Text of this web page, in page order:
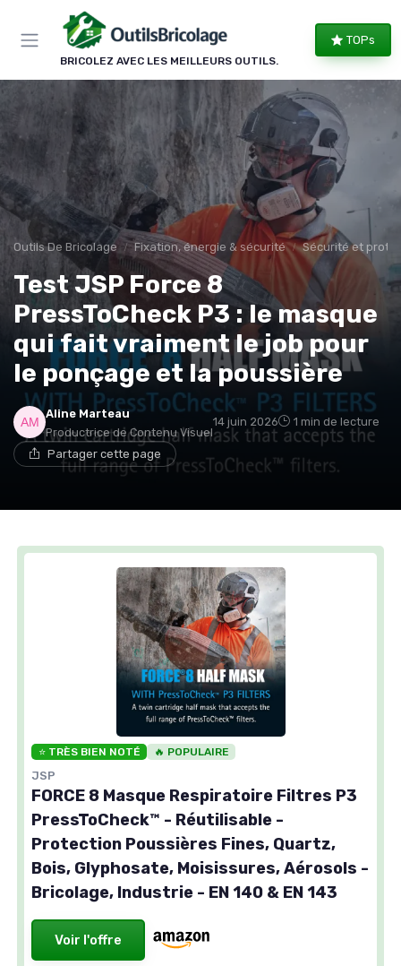
BRICOLEZ AVEC LES MEILLEURS OUTILS.
TOPs
Outils De Bricolage Fixation, énergie & sécurité Sécurité et
Test JSP Force 8
PressToCheck P3 : le masque
qui fait vraiment le job pour
le ponçage et la poussière
Aline Marteau
Productrice de Contenu Visuel
14 juin 2026 1 min de lecture
Partager cette page
⭐ TRÈS BIEN NOTÉ 🔥 POPULAIRE
JSP
FORCE 8 Masque Respiratoire Filtres P3
PressToCheck™ - Réutilisable -
Protection Poussières Fines, Quartz,
Bois, Glyphosate, Moisissures, Aérosols -
Bricolage, Industrie - EN 140 & EN 143
Voir l'offre
Panneau de gestion des cookies